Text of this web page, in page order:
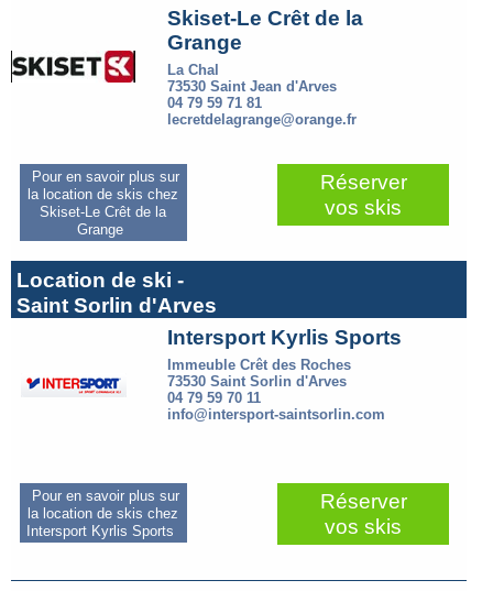
Skiset-Le Crêt de la
Grange
La Chal
73530 Saint Jean d'Arves
04 79 59 71 81
lecretdelagrange@orange.fr
Pour en savoir plus sur
la location de skis chez
Skiset-Le Crêt de la
Grange
Réserver
vos skis
Location de ski -
Saint Sorlin d'Arves
Intersport Kyrlis Sports
Immeuble Crêt des Roches
73530 Saint Sorlin d'Arves
04 79 59 70 11
info@intersport-saintsorlin.com
Pour en savoir plus sur
la location de skis chez
Intersport Kyrlis Sports
Réserver
vos skis